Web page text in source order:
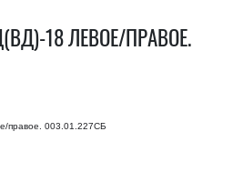
18 ЛЕВОЕ/ПРАВОЕ.